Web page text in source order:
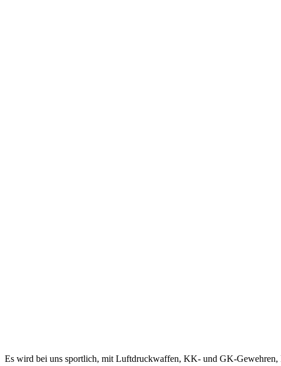
Es wird bei uns sportlich, mit Luftdruckwaffen, KK- und GK-